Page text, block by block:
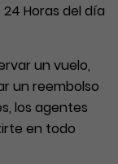
Horas del día
un vuelo,
un reembolso
los agentes
en todo